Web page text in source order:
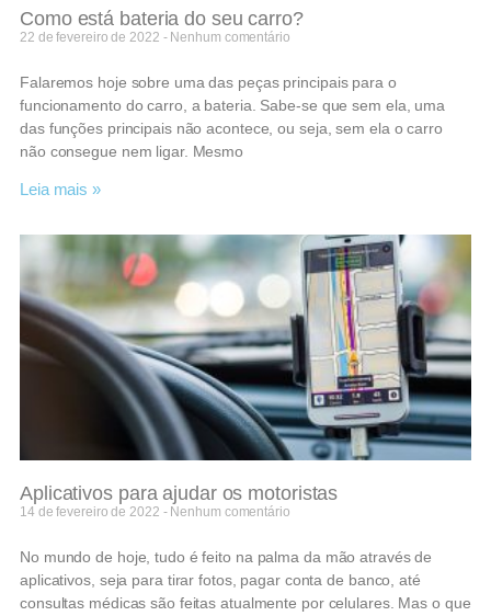
Como está bateria do seu carro?
22 de fevereiro de 2022 Nenhum comentário
Falaremos hoje sobre uma das peças principais para o
funcionamento do carro, a bateria. Sabe-se que sem ela, uma
das funções principais não acontece, ou seja, sem ela o carro
não consegue nem ligar. Mesmo
Leia mais »
Aplicativos para ajudar os motoristas
14 de fevereiro de 2022 Nenhum comentário
No mundo de hoje, tudo é feito na palma da mão através de
aplicativos, seja para tirar fotos, pagar conta de banco, até
consultas médicas são feitas atualmente por celulares. Mas o que